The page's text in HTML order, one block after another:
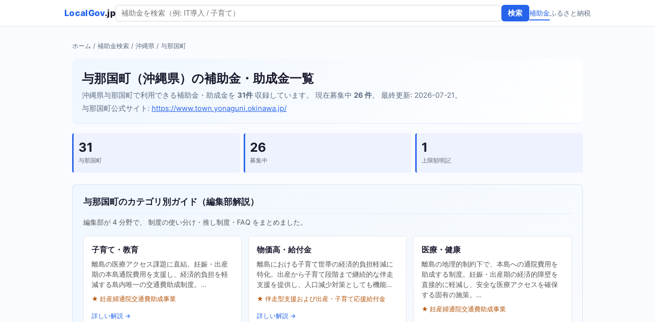
LocalGov.jp 検索 補助金ふるさと納税
ホーム / 補助金検索 / 沖縄県 / 与那国町
与那国町（沖縄県）の補助金・助成金一覧
沖縄県与那国町で利用できる補助金・助成金を 31件 収録しています。 現在募集中 26 件。 最終更新: 2026-07-21。
与那国町公式サイト: https://www.town.yonaguni.okinawa.jp/
31
与那国町
26
募集中
1
上限額明記
与那国町のカテゴリ別ガイド（編集部解説）
編集部が 4 分野で、 制度の使い分け・推し制度・FAQ をまとめました。
子育て・教育
離島の医療アクセス課題に直結。妊娠・出産
期の本島通院費用を支援し、経済的負担を軽
減する島内唯一の交通費助成制度。…
★ 妊産婦通院交通費助成事業
詳しい解説 →
物価高・給付金
離島における子育て世帯の経済的負担軽減に
特化。出産から子育て段階まで継続的な伴走
支援を提供し、人口減少対策としても機能…
★ 伴走型支援および出産・子育て応援給付金
詳しい解説 →
医療・健康
離島の地理的制約下で、本島への通院費用を
助成する制度。妊娠・出産期の経済的障壁を
直接的に軽減し、安全な医療アクセスを確保
する固有の施策。…
★ 妊産婦通院交通費助成事業